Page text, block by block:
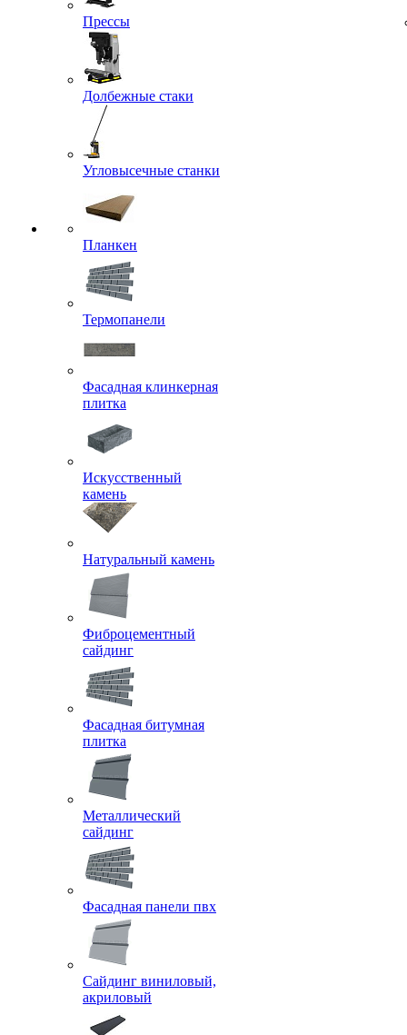
Прессы
Долбежные стаки
Угловысечные станки
Планкен
Термопанели
Фасадная клинкерная
плитка
Искусственный
камень
Натуральный камень
Фиброцементный
сайдинг
Фасадная битумная
плитка
Металлический
сайдинг
Фасадная панели пвх
Сайдинг виниловый,
акриловый